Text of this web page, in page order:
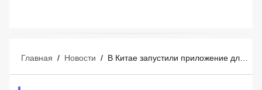
Главная / Новости /